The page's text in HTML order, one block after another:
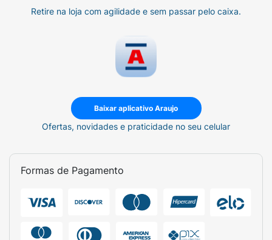
Retire na loja com agilidade e sem passar pelo caixa.
Baixar aplicativo Araujo
Ofertas, novidades e praticidade no seu celular
Formas de Pagamento